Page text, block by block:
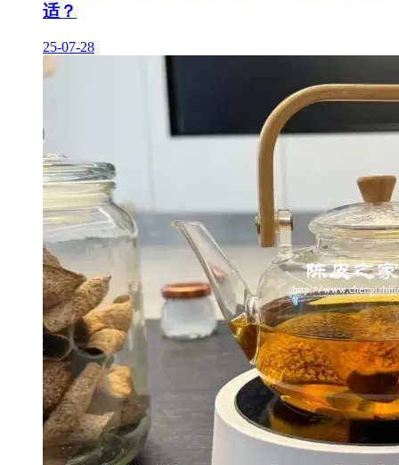
适？
25-07-28